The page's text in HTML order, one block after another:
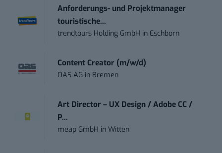
Anforderungs- und Projektmanager
touristische...
trendtours Holding GmbH in Eschborn
Content Creator (m/w/d)
OAS AG in Bremen
Art Director – UX Design / Adobe CC /
P...
meap GmbH inWitten